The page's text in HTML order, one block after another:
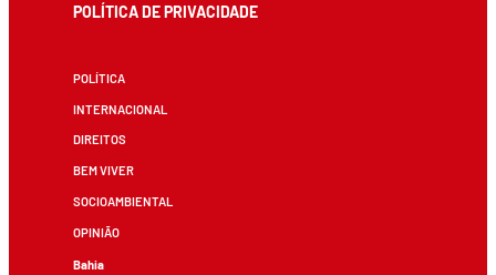
POLÍTICA DE PRIVACIDADE
POLÍTICA
INTERNACIONAL
DIREITOS
BEM VIVER
SOCIOAMBIENTAL
OPINIÃO
Bahia